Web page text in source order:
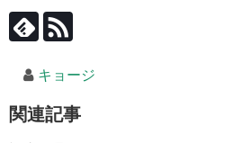
キョージ
関連記事